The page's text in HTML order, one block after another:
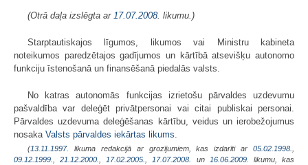
(Otrā daļa izslēgta ar 17.07.2008 . likumu.)
Starptautiskajos līgumos, likumos vai Ministru kabineta
noteikumos paredzētajos gadījumos un kārtībā atsevišķu autonomo
funkciju īstenošanā un finansēšanā piedalās valsts.
No katras autonomās funkcijas izrietošu pārvaldes uzdevumu
pašvaldība var deleģēt privātpersonai vai citai publiskai personai.
Pārvaldes uzdevuma deleģēšanas kārtību, veidus un ierobežojumus
nosaka Valsts pārvaldes iekārtas likums
(13.11.1997. likuma redakcijā ar grozījumiem, kas izdarīti ar 05.02.1998.
09.12.1999.
,21.12.2000. 17.02.2005. 17.07.2008. un 16.06.2009. likumu, kas